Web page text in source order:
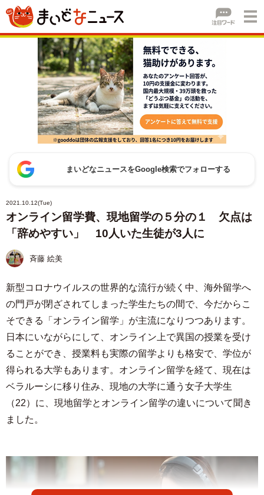
まいどなニュースをGoogle検索でフォローする
2021.10.12(Tue)
オンライン留学費、現地留学の５分の１ 欠点は
「辞めやすい」 10人いた生徒が3人に
斉藤 絵美
新型コロナウイルスの世界的な流行が続く中、海外留学へ
の門戸が閉ざされてしまった学生たちの間で、今だからこ
そできる「オンライン留学」が主流になりつつあります。
日本にいながらにして、オンライン上で異国の授業を受け
ることができ、授業料も実際の留学よりも格安で、学位が
得られる大学もあります。オンライン留学を経て、現在は
ベラルーシに移り住み、現地の大学に通う女子大学生
（22）に、現地留学とオンライン留学の違いについて聞き
ました。